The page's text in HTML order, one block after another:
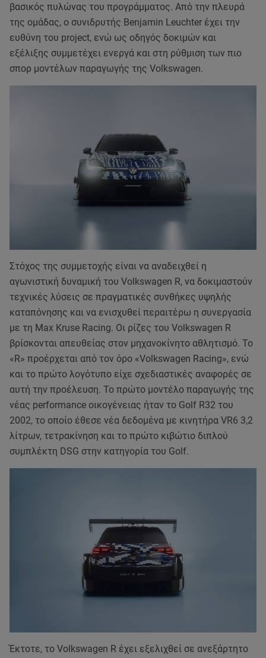
βασικός πυλώνας του προγράμματος. Από την πλευρά
της ομάδας, ο συνιδρυτής Benjamin Leuchter έχει την
ευθύνη του project, ενώ ως οδηγός δοκιμών και
εξέλιξης συμμετέχει ενεργά και στη ρύθμιση των πιο
σπορ μοντέλων παραγωγής της Volkswagen.
Στόχος της συμμετοχής είναι να αναδειχθεί η
αγωνιστική δυναμική του Volkswagen R, να δοκιμαστούν
τεχνικές λύσεις σε πραγματικές συνθήκες υψηλής
καταπόνησης και να ενισχυθεί περαιτέρω η συνεργασία
με τη Max Kruse Racing. Οι ρίζες του Volkswagen R
βρίσκονται απευθείας στον μηχανοκίνητο αθλητισμό. Το
«R» προέρχεται από τον όρο «Volkswagen Racing», ενώ
και το πρώτο λογότυπο είχε σχεδιαστικές αναφορές σε
αυτή την προέλευση. Το πρώτο μοντέλο παραγωγής της
νέας performance οικογένειας ήταν το Golf R32 του
2002, το οποίο έθεσε νέα δεδομένα με κινητήρα VR6 3,2
λίτρων, τετρακίνηση και το πρώτο κιβώτιο διπλού
συμπλέκτη DSG στην κατηγορία του Golf.
Έκτοτε, το Volkswagen R έχει εξελιχθεί σε ανεξάρτητο